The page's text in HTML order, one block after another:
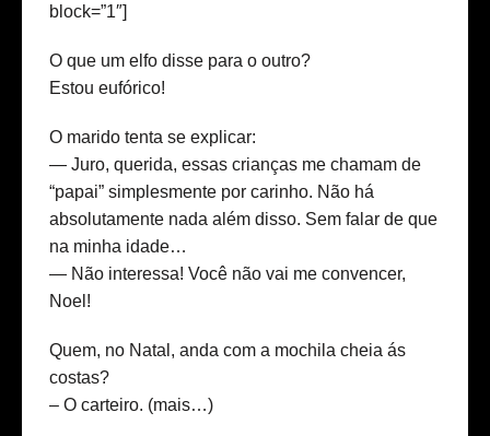
block=”1″]
O que um elfo disse para o outro?
Estou eufórico!
O marido tenta se explicar:
— Juro, querida, essas crianças me chamam de
“papai” simplesmente por carinho. Não há
absolutamente nada além disso. Sem falar de que
na minha idade…
— Não interessa! Você não vai me convencer,
Noel!
Quem, no Natal, anda com a mochila cheia ás
costas?
– O carteiro. (mais…)